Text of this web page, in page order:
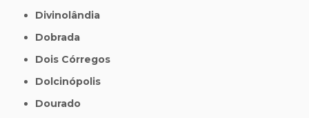
Divinolândia
Dobrada
Dois Córregos
Dolcinópolis
Dourado